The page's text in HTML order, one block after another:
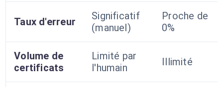
Taux d'erreur
Significatif
(manuel)
Proche de
0%
Volume de
certificats
Limité par
l'humain
Illimité